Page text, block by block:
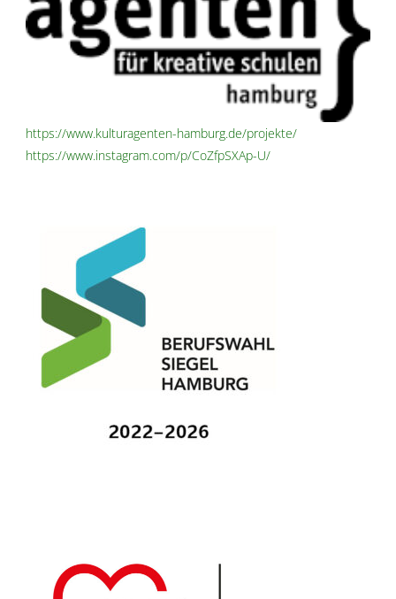
https://www.kulturagenten-hamburg.de/projekte/
https://www.instagram.com/p/CoZfpSXAp-U/